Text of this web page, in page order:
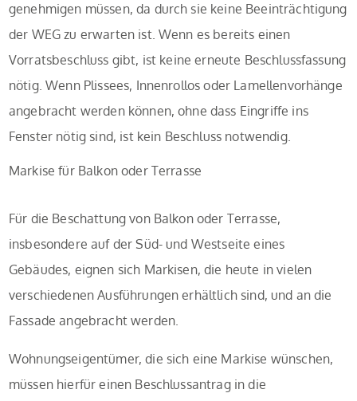
genehmigen müssen, da durch sie keine Beeinträchtigung
der WEG zu erwarten ist. Wenn es bereits einen
Vorratsbeschluss gibt, ist keine erneute Beschlussfassung
nötig. Wenn Plissees, Innenrollos oder Lamellenvorhänge
angebracht werden können, ohne dass Eingriffe ins
Fenster nötig sind, ist kein Beschluss notwendig.
Markise für Balkon oder Terrasse
Für die Beschattung von Balkon oder Terrasse,
insbesondere auf der Süd- und Westseite eines
Gebäudes, eignen sich Markisen, die heute in vielen
verschiedenen Ausführungen erhältlich sind, und an die
Fassade angebracht werden.
Wohnungseigentümer, die sich eine Markise wünschen,
müssen hierfür einen Beschlussantrag in die